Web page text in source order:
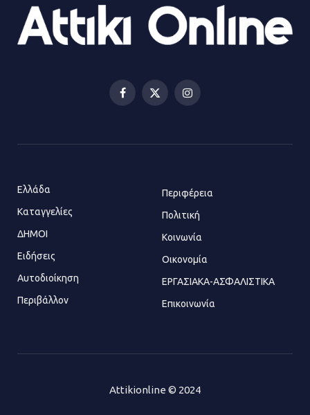
23.07.2026 | 14:58
Πολυχώρο ΙΡΙΣ
21.07.2026 | 14:01
Πώς έγινε η επίθεση στους δύο
«Φρένο» στα ηλεκτρικά πατίνια:
Τέλος η οδήγησή τους από
Facebook
X
Instagram
Ελλάδα
Καταγγελίες
ΔΗΜΟΙ
Ειδήσεις
Αυτοδιοίκηση
Περιβάλλον
Περιφέρεια
Πολιτική
Κοινωνία
Οικονομία
ΕΡΓΑΣΙΑΚΑ-ΑΣΦΑΛΙΣΤΙΚΑ
Επικοινωνία
Attikionline © 2024